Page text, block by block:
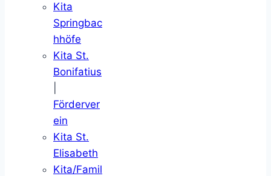
Kita
Springbac
hhöfe
Kita St.
Bonifatius
Förderver
ein
Kita St.
Elisabeth
Kita/Famil